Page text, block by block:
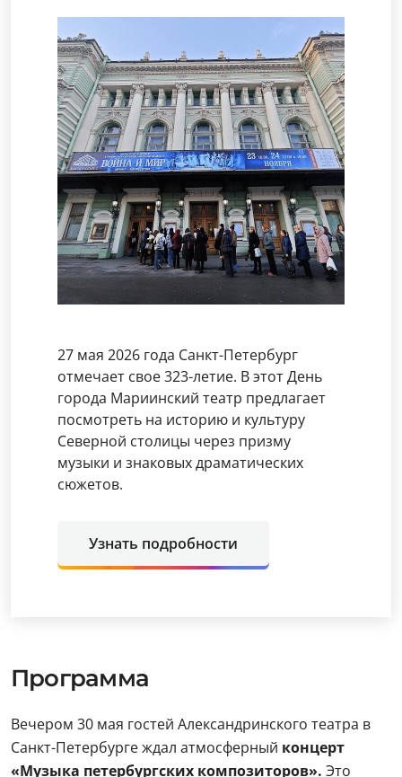
27 мая 2026 года Санкт-Петербург
отмечает свое 323-летие. В этот День
города Мариинский театр предлагает
посмотреть на историю и культуру
Северной столицы через призму
музыки и знаковых драматических
сюжетов.
Узнать подробности
Программа
Вечером 30 мая гостей Александринского театра в
Санкт-Петербурге ждал атмосферный концерт
«Музыка петербургских композиторов». Это